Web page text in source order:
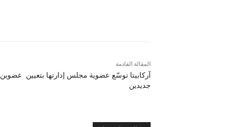
المقالة القادمة
آركابيتا توسّع عضوية مجلس إدارتها بتعيين عضوين
جديدين